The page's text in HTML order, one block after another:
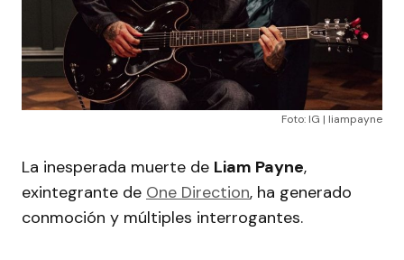
Foto: IG | liampayne
La inesperada muerte de Liam Payne,
exintegrante de One Direction, ha generado
conmoción y múltiples interrogantes.